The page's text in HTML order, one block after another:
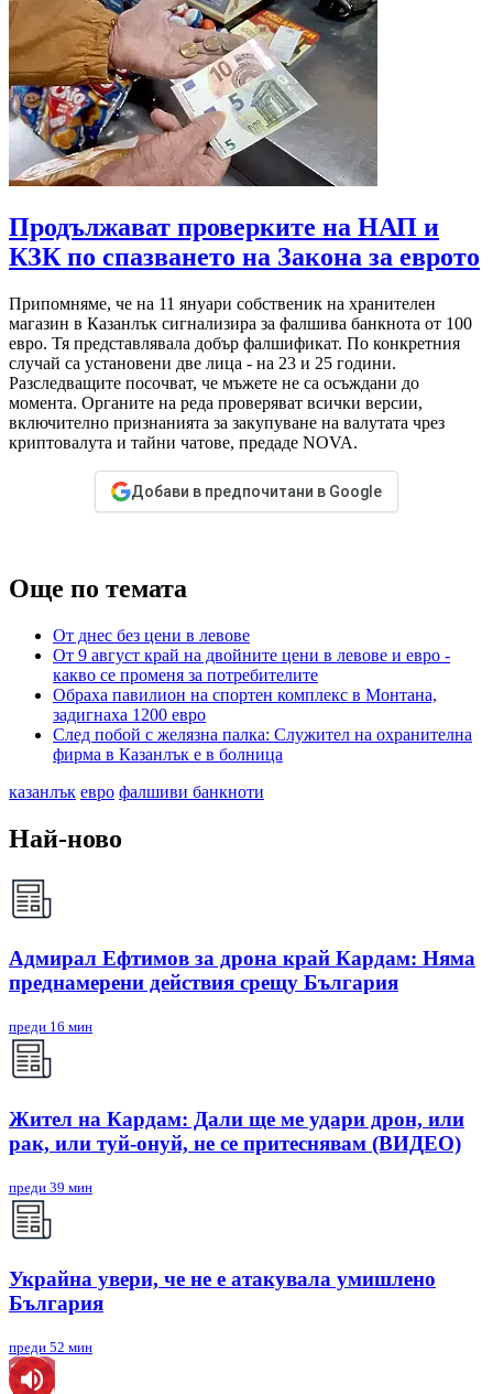
Продължават проверките на НАП и
КЗК по спазването на Закона за еврото
Припомняме, че на 11 януари собственик на хранителен
магазин в Казанлък сигнализира за фалшива банкнота от 100
евро. Тя представлявала добър фалшификат. По конкретния
случай са установени две лица - на 23 и 25 години.
Разследващите посочват, че мъжете не са осъждани до
момента. Органите на реда проверяват всички версии,
включително признанията за закупуване на валутата чрез
криптовалута и тайни чатове, предаде NOVA.
Добави в предпочитани в Google
Още по темата
От днес без цени в левове
От 9 август край на двойните цени в левове и евро -
какво се променя за потребителите
Обраха павилион на спортен комплекс в Монтана,
задигнаха 1200 евро
След побой с желязна палка: Служител на охранителна
фирма в Казанлък е в болница
казанлък евро фалшиви банкноти
Най-ново
Адмирал Ефтимов за дрона край Кардам: Няма
преднамерени действия срещу България
преди 16 мин
Жител на Кардам: Дали ще ме удари дрон, или
рак, или туй-онуй, не се притеснявам (ВИДЕО)
преди 39 мин
Украйна увери, че не е атакувала умишлено
България
преди 52 мин